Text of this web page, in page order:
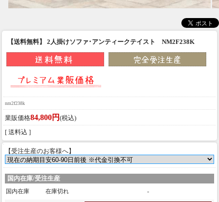
【送料無料】 2人掛けソファ･アンティークテイスト NM2F238K
nm2f238k
業販価格84,800円 (税込)
[ 送料込 ]
【受注生産のお客様へ】
国内在庫/受注生産
国内在庫 在庫切れ -